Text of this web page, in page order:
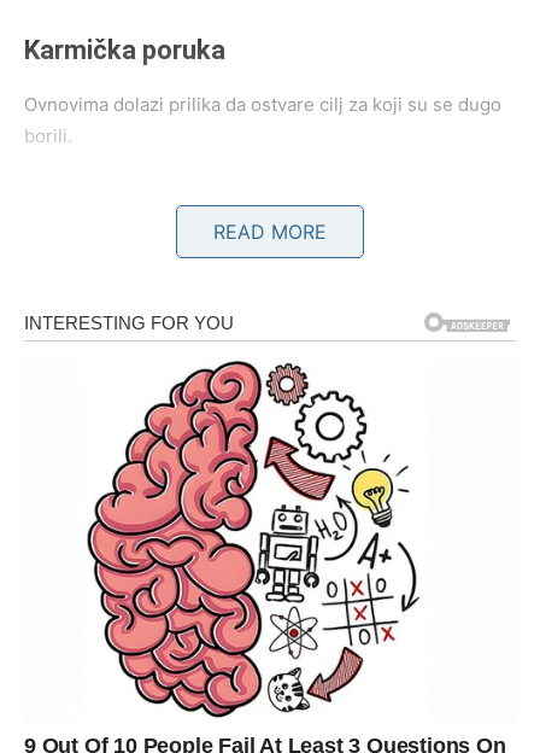
Karmička poruka
Ovnovima dolazi prilika da ostvare cilj za koji su se dugo
borili.
Uspjeh koji potvrđuje da nijedan trud nije bio uzaludan.
BIK
Karmička poruka
Vrijeme je da osjetite sigurnost koju ste godinama gradili.
Nagrada
Finansijska stabilnost i unutrašnji mir.
BLIZANCI
Karmička poruka
READ MORE